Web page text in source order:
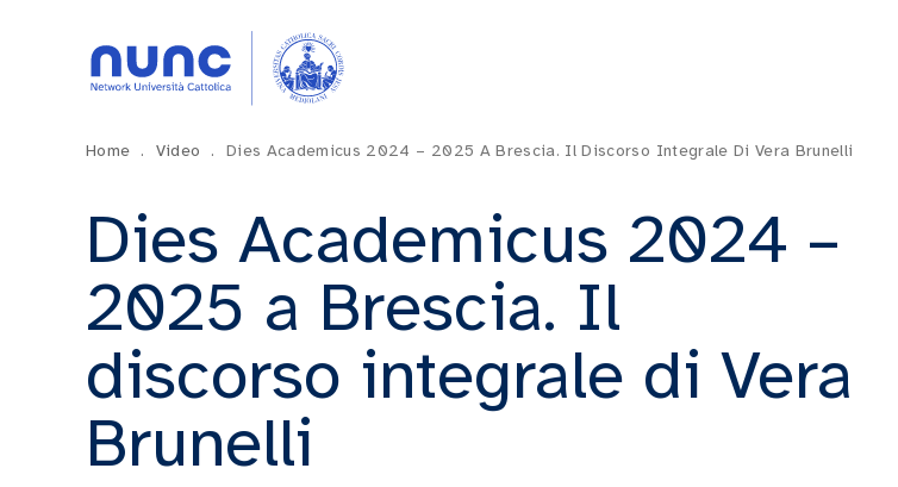
Home . Video . Dies Academicus 2024 – 2025 A Brescia. Il Discorso Integrale Di Vera Brunelli
Dies Academicus 2024 –
2025 a Brescia. Il
discorso integrale di Vera
Brunelli